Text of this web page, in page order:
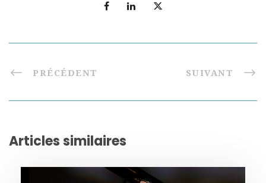
PRÉCÉDENT SUIVANT
Articles similaires